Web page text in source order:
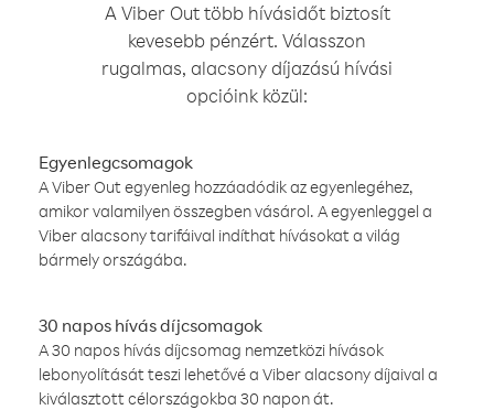
A Viber Out több hívásidőt biztosít
kevesebb pénzért. Válasszon
rugalmas, alacsony díjazású hívási
opcióink közül:
Egyenlegcsomagok
A Viber Out egyenleg hozzáadódik az egyenlegéhez,
amikor valamilyen összegben vásárol. A egyenleggel a
Viber alacsony tarifáival indíthat hívásokat a világ
bármely országába.
30 napos hívás díjcsomagok
A 30 napos hívás díjcsomag nemzetközi hívások
lebonyolítását teszi lehetővé a Viber alacsony díjaival a
kiválasztott célországokba 30 napon át.